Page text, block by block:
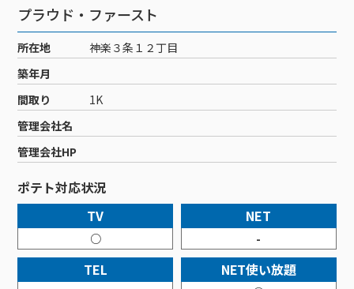
工事・配線について
新居をご検討中の方へ
ポテトを導入している集合住宅
物件情報
特典・キャンペーン
おトクな割引サービス
ご加入中の方
ご加入中のサービス確認・変更
WEBメール
サポートサービス
サポートサービストップ
リモートコール
回線速度測定
接続・設定⽅法
訪問サポート＆サポートパックサービス料⾦表
新着情報
メンテナンス・障害情報
ポテトからのプレゼント
イベントカレンダー
講座のご案内
サービス案内
サービス案内
ケーブルテレビ
ケーブルテレビトップ
チャンネル紹介
料⾦プラン
NHK衛星受信料団体⼀括⽀払
機器⼀覧
インターネット
インターネットトップ
料⾦プラン
Wi-Fiサービス
ポテトホーム防犯カメラ
オプションサービス
インターネットギガシェアプラン
固定電話
固定電話トップ
基本料⾦・通話料⾦
オプションサービス
auスマートバリュー
auまとめトーク
ポテトスマートフォントップ
料⾦プラン
機種⼀覧
オプションサービス
でんき
でんきトップ
ポラリンでんき×ポテト
ポテトでんき
暮らしを快適にするサービス
暮らしを快適にするサービストップ
ポテトライフメール
コミチャン
お困りの方はこちら
会社案内
メンテナンス
障害情報
プラウド・ファースト
所在地
神楽３条１２丁目
築年月
間取り
1K
管理会社名
管理会社HP
ポテト対応状況
TV
○
NET
-
TEL NET使い放題